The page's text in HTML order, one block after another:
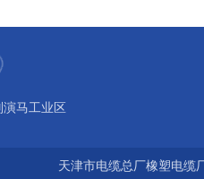
演马工业区
天津市电缆总厂橡塑电